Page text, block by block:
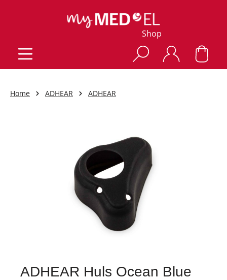
Shop
Home ADHEAR ADHEAR
ADHEAR Huls Ocean Blue